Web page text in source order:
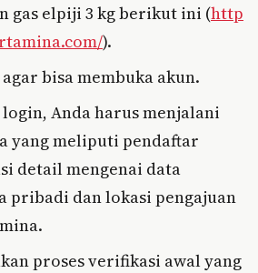
gas elpiji 3 kg berikut ini (http
).
bisa membuka akun.
Anda harus menjalani
yang meliputi pendaftar
detail mengenai data
pribadi dan lokasi pengajuan
proses verifikasi awal yang